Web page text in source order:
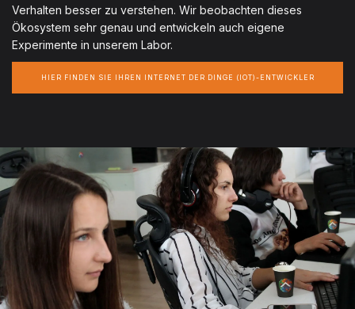
Verhalten besser zu verstehen. Wir beobachten dieses
Ökosystem sehr genau und entwickeln auch eigene
Experimente in unserem Labor.
HIER FINDEN SIE IHREN INTERNET DER DINGE (IOT)-ENTWICKLER